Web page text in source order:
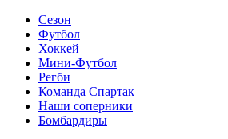
Сезон
Футбол
Хоккей
Мини-Футбол
Регби
Команда Спартак
Наши соперники
Бомбардиры